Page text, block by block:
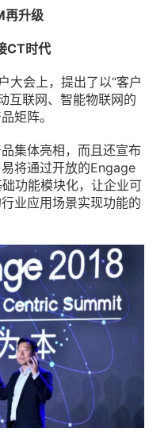
再升级
CT时代
大会上，提出了以“客户
互联网、智能物联网的
矩阵。
集体亮相，而且还宣布
将通过开放的Engage
功能模块化，让企业可
业应用场景实现功能的